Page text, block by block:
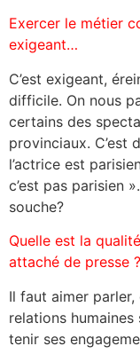
Exercer le métier
exigeant…
C’est exigeant,
difficile. On nous
certains des
provinciaux. C’est
l’actrice est
c’est pas parisien
souche?
Quelle est la
attaché de presse ?
Il faut aimer parler,
relations
tenir ses